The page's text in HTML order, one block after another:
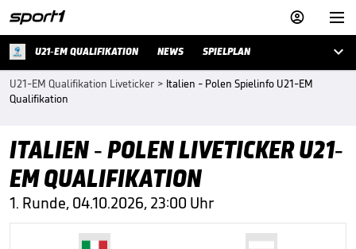


U21-EM QUALIFIKATION NEWS SPIELPLAN 
U21-EM Qualifikation Liveticker > Italien - Polen Spielinfo U21-EM
Qualifikation
ITALIEN - POLEN LIVETICKER U21-
EM QUALIFIKATION
1. Runde, 04.10.2026, 23:00 Uhr